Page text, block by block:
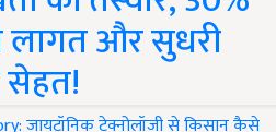
और सुधरी
सेहत!